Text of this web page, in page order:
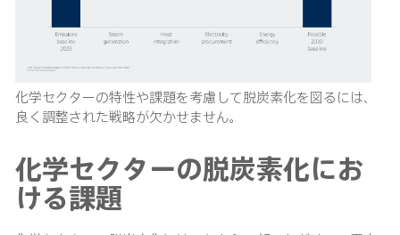
化学セクターの特性や課題を考慮して脱炭素化を図るには、
良く調整された戦略が欠かせません。
化学セクターの脱炭素化にお
ける課題